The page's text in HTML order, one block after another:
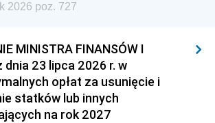
2026 poz. 727
MINISTRA FINANSÓW I
dnia 23 lipca 2026 r. w
opłat za usunięcie i
statków lub innych
na rok 2027